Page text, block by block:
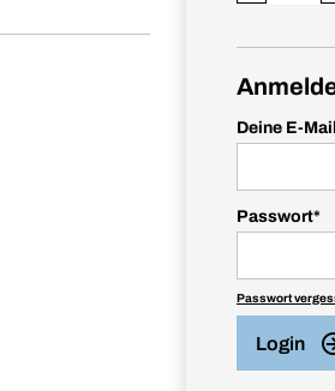
Deine E-
Passwort*
Passwort
Login